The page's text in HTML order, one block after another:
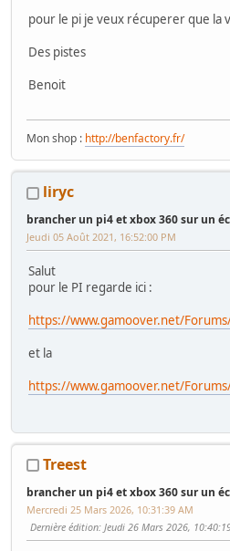
pour le pi je veux récuperer que la
Des pistes
Benoit
Mon shop : http://benfactory.fr/
liryc
brancher un pi4 et xbox 360 sur un
Jeudi 05 Août 2021, 16:52:00 PM
Salut
pour le PI regarde ici :
https://www.gamoover.net/
et la
https://www.gamoover.net/
Treest
brancher un pi4 et xbox 360 sur un
Mercredi 25 Mars 2026, 10:31:39 AM
Dernière édition: Jeudi 26 Mars 2026,